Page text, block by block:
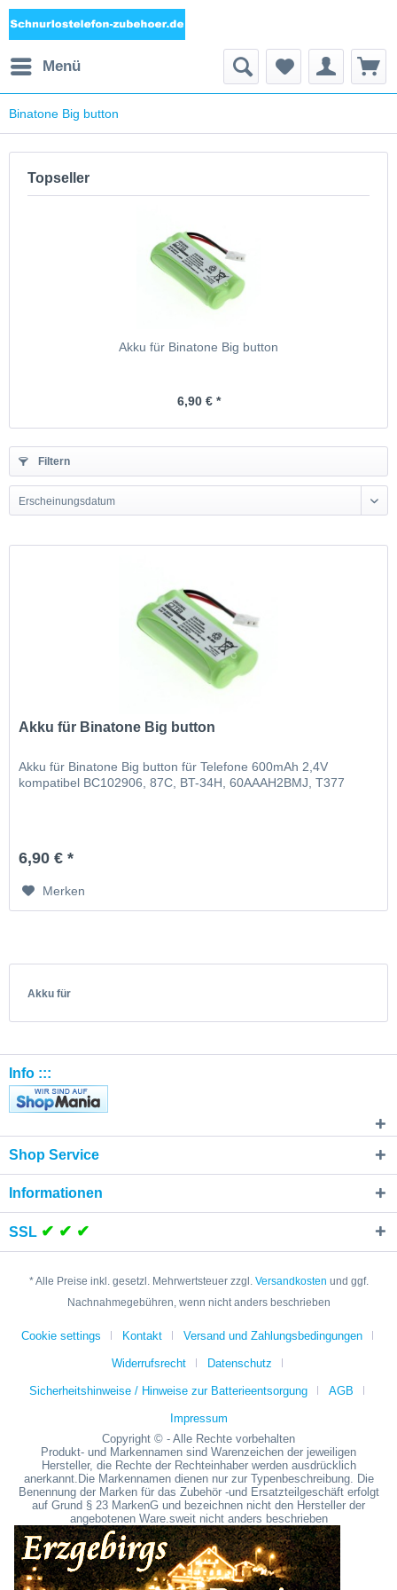
Menü
Binatone Big button
Topseller
Akku für Binatone Big button
6,90 € *
Filtern
Erscheinungsdatum
Akku für Binatone Big button
Akku für Binatone Big button für Telefone 600mAh 2,4V
kompatibel BC102906, 87C, BT-34H, 60AAAH2BMJ, T377
6,90 € *
Merken
Akku für
Info :::
Shop Service
Informationen
SSL ✔ ✔ ✔
* Alle Preise inkl. gesetzl. Mehrwertsteuer zzgl. Versandkosten und ggf.
Nachnahmegebühren, wenn nicht anders beschrieben
Cookie settings Kontakt Versand und Zahlungsbedingungen
Widerrufsrecht Datenschutz
Sicherheitshinweise / Hinweise zur Batterieentsorgung AGB
Impressum
Copyright © - Alle Rechte vorbehalten
Produkt- und Markennamen sind Warenzeichen der jeweiligen
Hersteller, die Rechte der Rechteinhaber werden ausdrücklich
anerkannt.Die Markennamen dienen nur zur Typenbeschreibung. Die
Benennung der Marken für das Zubehör -und Ersatzteilgeschäft erfolgt
auf Grund § 23 MarkenG und bezeichnen nicht den Hersteller der
angebotenen Ware.sweit nicht anders beschrieben